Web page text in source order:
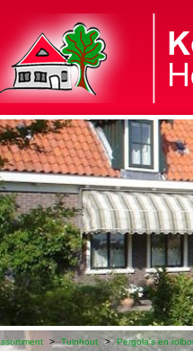
> Tuinhout > Pergola's en